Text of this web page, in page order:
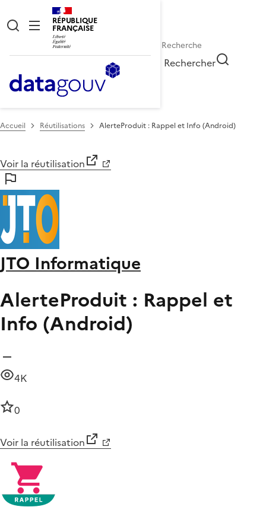
RÉPUBLIQUE
FRANÇAISE
Rechercher
Accueil Réutilisations AlerteProduit : Rappel et Info (Android)
Voir la réutilisation
JTO Informatique
AlerteProduit : Rappel et
Info (Android)
4K
0
Voir la réutilisation